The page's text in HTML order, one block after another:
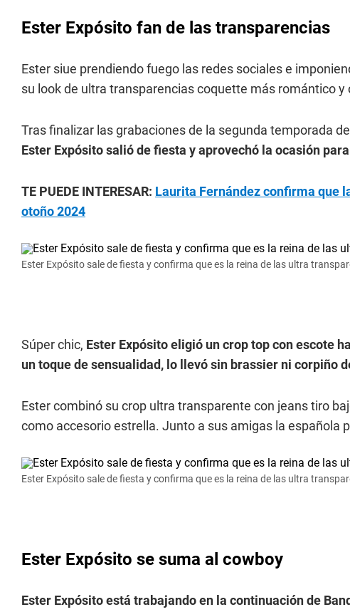
Ester Expósito fan de las transparencias
Ester siue prendiendo fuego las redes sociales e
su look de ultra transparencias coquette más romántico y
Tras finalizar las grabaciones de la segunda temporada
Ester Expósito salió de fiesta y aprovechó la ocasión
TE PUEDE INTERESAR: Laurita Fernández confirma que
otoño 2024
Ester Expósito sale de fiesta y confirma que es la reina de las ultra
Súper chic, Ester Expósito eligió un crop top con escote
un toque de sensualidad, lo llevó sin brassier ni corpiño
Ester combinó su crop ultra transparente con jeans tiro
como accesorio estrella. Junto a sus amigas la española
Ester Expósito sale de fiesta y confirma que es la reina de las ultra
Ester Expósito se suma al cowboy
Ester Expósito está trabajando en la continuación de